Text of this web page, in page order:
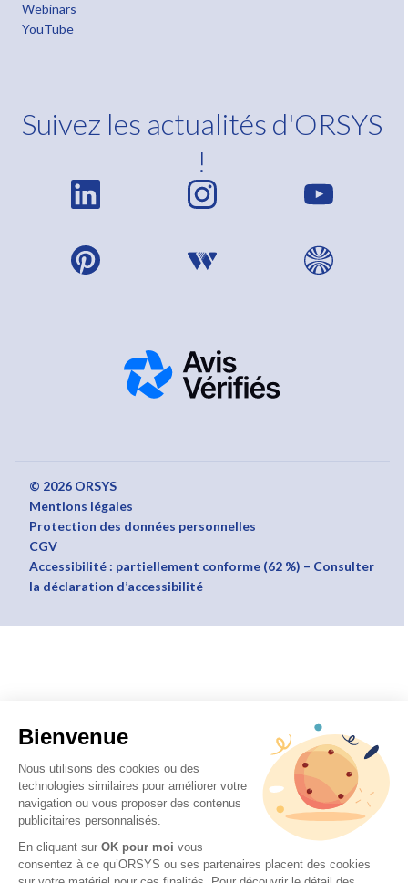
Bienvenue
Nous utilisons des cookies ou des
technologies similaires pour améliorer votre
navigation ou vous proposer des contenus
publicitaires personnalisés.
En cliquant sur OK pour moi vous
consentez à ce qu’ORSYS ou ses partenaires placent des cookies
Webinars
YouTube
Suivez les actualités d'ORSYS
!
© 2026 ORSYS
Mentions légales
Protection des données personnelles
CGV
Accessibilité : partiellement conforme (62 %) – Consulter
la déclaration d’accessibilité